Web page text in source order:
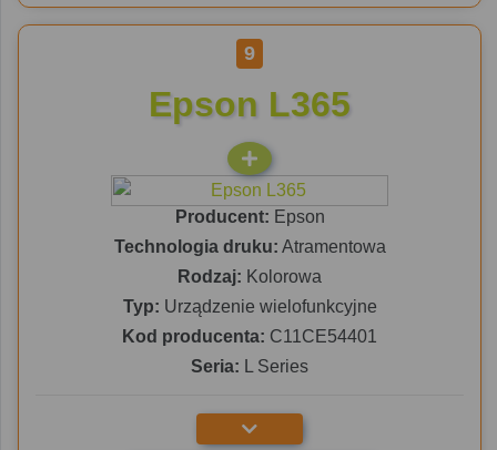
9
Epson L365
Producent: Epson
Technologia druku: Atramentowa
Rodzaj: Kolorowa
Typ: Urządzenie wielofunkcyjne
Kod producenta: C11CE54401
Seria: L Series